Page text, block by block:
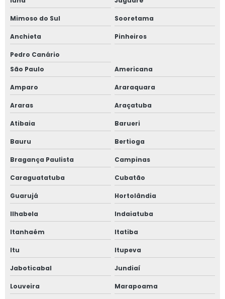
Mimoso do Sul Sooretama
Anchieta Pinheiros
Pedro Canário
São Paulo
Americana
Amparo Araraquara
Araras Araçatuba
Atibaia Barueri
Bauru Bertioga
Bragança Paulista Campinas
Caraguatatuba Cubatão
Guarujá Hortolândia
Ilhabela Indaiatuba
Itanhaém Itatiba
Itu Itupeva
Jaboticabal Jundiaí
Louveira Marapoama